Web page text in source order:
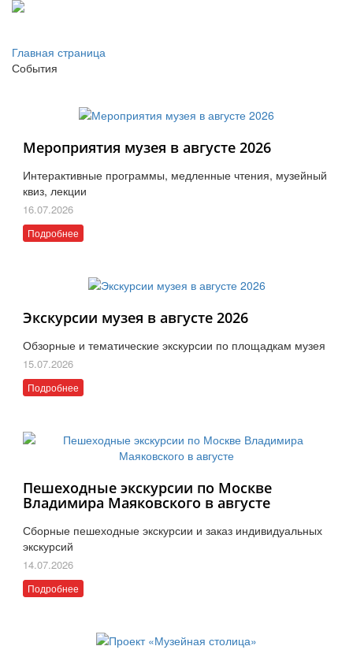
Главная страница
События
Мероприятия музея в августе 2026
Интерактивные программы, медленные чтения, музейный
квиз, лекции
16.07.2026
Подробнее
Экскурсии музея в августе 2026
Обзорные и тематические экскурсии по площадкам музея
15.07.2026
Подробнее
Пешеходные экскурсии по Москве
Владимира Маяковского в августе
Сборные пешеходные экскурсии и заказ индивидуальных
экскурсий
14.07.2026
Подробнее